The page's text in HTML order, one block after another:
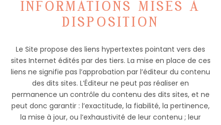
INFORMATIONS MISES À
DISPOSITION
Le Site propose des liens hypertextes pointant vers des
sites Internet édités par des tiers. La mise en place de ces
liens ne signifie pas l’approbation par l’éditeur du contenu
des dits sites. L’Éditeur ne peut pas réaliser en
permanence un contrôle du contenu des dits sites, et ne
peut donc garantir : l’exactitude, la fiabilité, la pertinence,
la mise à jour, ou l’exhaustivité de leur contenu ; leur